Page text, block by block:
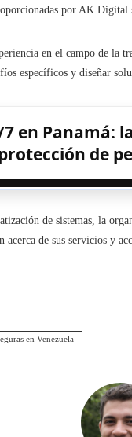
por AK Digital
en el campo de
específicos y diseñar
en Panamá:
de
de sistemas, la
acerca de sus servicios y
en Venezuela